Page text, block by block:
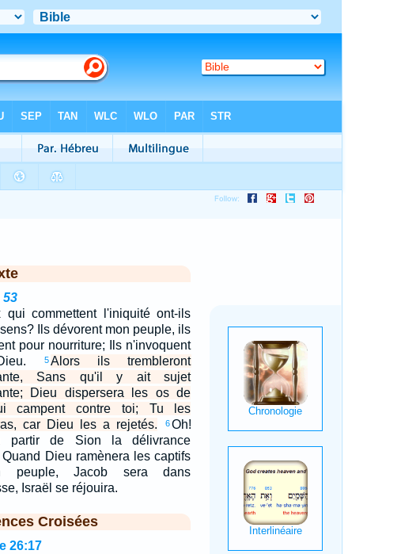
53
qui commettent l'iniquité ont-ils
Ils dévorent mon peuple, ils
pour nourriture; Ils n'invoquent
5Alors ils trembleront
Sans qu'il y ait sujet
Dieu dispersera les os de
campent contre toi; Tu les
car Dieu les a rejetés.
6 Oh!
partir de Sion la délivrance
Dieu ramènera les captifs
peuple, Jacob sera dans
Israël se réjouira.
Croisées
26:17